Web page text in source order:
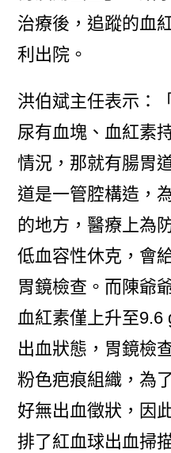
治療後，追蹤的血
利出院。
洪伯斌主任表示：
尿有血塊、血紅素
情況，那就有腸胃
道是一管腔構造，
的地方，醫療上為
低血容性休克，會
胃鏡檢查。而陳爺
血紅素僅上升至9.6
出血狀態，胃鏡檢
粉色疤痕組織，為
好無出血徵狀，因
排了紅血球出血掃